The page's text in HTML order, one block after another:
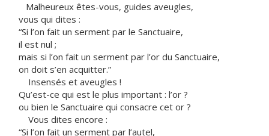
Malheureux êtes-vous, guides aveugles,
vous qui dites :
“Si l’on fait un serment par le Sanctuaire,
il est nul ;
mais si l’on fait un serment par l’or du Sanctuaire,
on doit s’en acquitter.”
Insensés et aveugles !
Qu’est-ce qui est le plus important : l’or ?
ou bien le Sanctuaire qui consacre cet or ?
Vous dites encore :
“Si l’on fait un serment par l’autel,